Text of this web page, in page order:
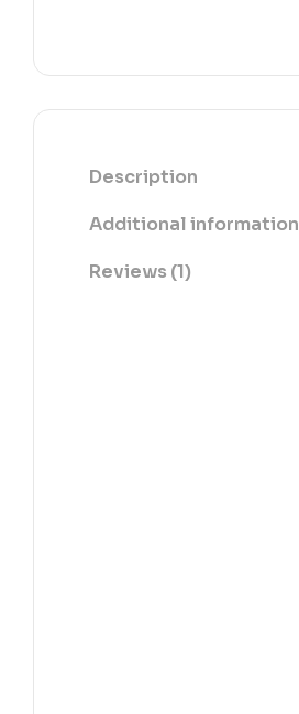
Description
Additional information
Reviews (1)